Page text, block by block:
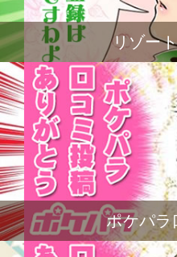
リゾー
ポケパラ